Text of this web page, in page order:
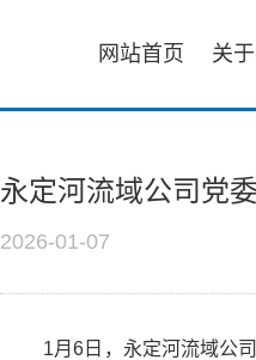
网站首页 关于
永定河流域公司党
2026-01-07
1月6日，永定河流域公